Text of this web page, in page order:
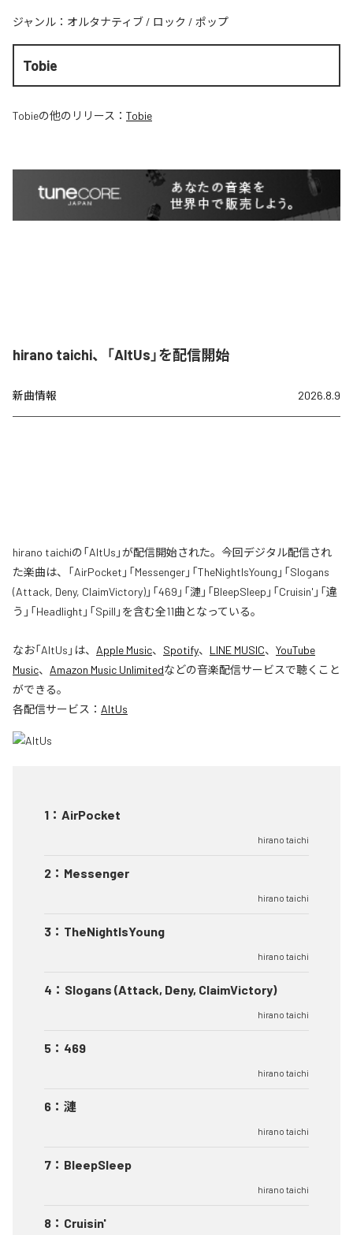
ジャンル： オルタナティブ / ロック / ポップ
Tobie
Tobieの他のリリース： Tobie
hirano taichi、「AltUs」を配信開始
新曲情報 2026.8.9
hirano taichiの「AltUs」が配信開始された。今回デジタル配信され
た楽曲は、「AirPocket」「Messenger」「TheNightIsYoung」「Slogans
(Attack, Deny, ClaimVictory)」「469」「漣」「BleepSleep」「Cruisin'」「違
う」「Headlight」「Spill」を含む全11曲となっている。
なお「AltUs 」は、 Apple Music、 Spotify、 LINE MUSIC、 YouTube
Music、 Amazon Music Unlimitedなどの音楽配信サービスで聴くこと
ができる。
各配信サービス： AltUs
1 ： AirPocket
hirano taichi
2 ： Messenger
hirano taichi
3 ： TheNightIsYoung
hirano taichi
4 ： Slogans (Attack, Deny, ClaimVictory)
hirano taichi
5 ： 469
hirano taichi
6 ： 漣
hirano taichi
7 ： BleepSleep
hirano taichi
8 ： Cruisin'